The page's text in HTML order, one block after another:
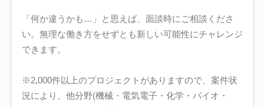
「何か違うかも…」と思えば、面談時にご相談くださ
い。無理な働き方をせずとも新しい可能性にチャレンジ
できます。
※2,000件以上のプロジェクトがありますので、案件状
況により、他分野(機械・電気電子・化学・バイオ・